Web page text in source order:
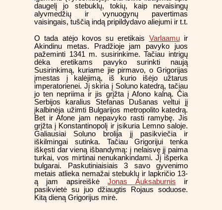
daugelį jo stebuklų, tokių, kaip nevaisingų
alyvmedžių ir vynuogynų pavertimas
vaisingais, tuščią indą pripildydavo aliejumi ir t.t.
O tada atėjo kovos su eretikais Varlaamuir
Akindinu metas. Pradžioje jam pavyko juos
pažeminti 1341 m. susirinkime. Tačiau intrigų
dėka eretikams pavyko surinkti naują
Susirinkimą, kuriame jie pirmavo, o Grigorijas
įmestas į kalėjimą, iš kurio išėjo užtarus
imperatorienei. Jį skiria į Soluno katedrą, tačiau
jo ten nepriima ir jis grįžta į Afono kalną. Čia
Serbijos karalius Stefanas Dušanas veltui jį
įkalbinėja užimti Bulgarijos metropolito katedrą.
Bet ir Afone jam nepavyko rasti ramybę. Jis
grįžta į Konstantinopolį ir įsikuria Lemno saloje.
Galiausiai Soluno brolija jį pasikviečia ir
iškilmingai sutinka. Tačiau Grigorijui tenka
iškęsti dar vieną išbandymą: į nelaisvę jį paima
turkai, vos mirtinai nenukankindami. Jį išperka
bulgarai. Paskutiniaisiais 3 savo gyvenimo
metais atlieka nemažai stebuklų ir lapkričio 13-
ą jam apsireiškėJonas Auksaburnis ir
pasikvietė su juo džiaugtis Rojaus soduose.
Kitą dieną Grigorijus mirė.